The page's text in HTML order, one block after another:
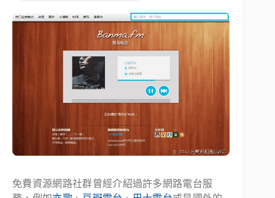
免費資源網路社群曾經介紹過許多網路電台服